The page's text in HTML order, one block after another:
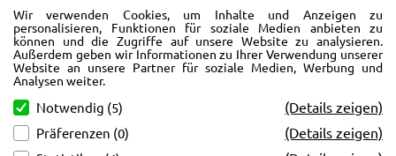
Wir verwenden Cookies, um Inhalte und Anzeigen zu
personalisieren, Funktionen für soziale Medien anbieten zu
können und die Zugriffe auf unsere Website zu analysieren.
Außerdem geben wir Informationen zu Ihrer Verwendung unserer
Website an unsere Partner für soziale Medien, Werbung und
Analysen weiter.
Notwendig (5) (Details zeigen)
Präferenzen (0) (Details zeigen)
bieten Ihnen Kompletträder und Reifen für die Automarken Ford, Land
Rover, Range Rover, Volvo, Peugeot, Jaguar und Citroen. Hier in Passau
schlägt unser Herz rund um’s Auto. Wir bieten Ihnen Beratung,
Werkstatt, Service und natürlich Verkauf. Wollen Sie erstmal in Ruhe
von der Couch aus unsere Räder und Merchandise Artikel durchstöbern
und Ihre neuen Räder betrachten? Oder doch lieber eine Volvo Jacke
kaufen? Von Ford bis Volvo, wir bieten Ihnen tolle Fotos mit allen Infos
und schnellen Kontakt zum AutoShop Wimmer. Schreiben Sie eine Mail,